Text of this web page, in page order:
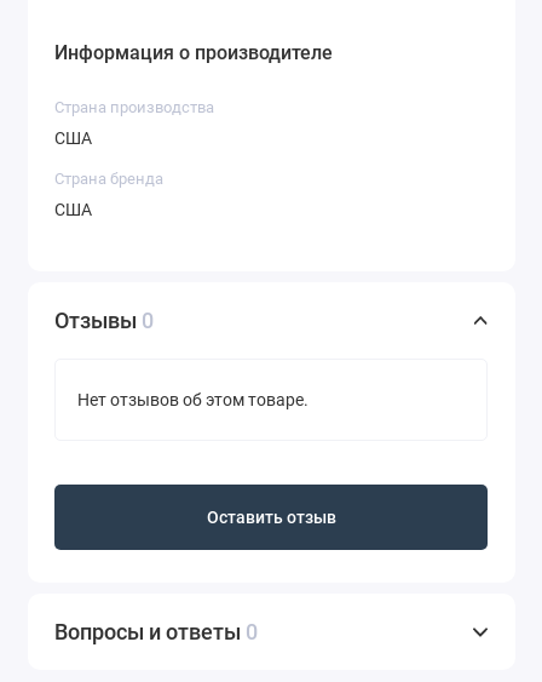
Информация о производителе
Страна производства
США
Страна бренда
США
Отзывы 0
Нет отзывов об этом товаре.
Оставить отзыв
Вопросы и ответы 0